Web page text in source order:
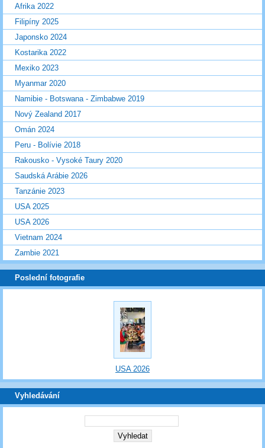
Afrika 2022
Filipíny 2025
Japonsko 2024
Kostarika 2022
Mexiko 2023
Myanmar 2020
Namibie - Botswana - Zimbabwe 2019
Nový Zealand 2017
Omán 2024
Peru - Bolívie 2018
Rakousko - Vysoké Taury 2020
Saudská Arábie 2026
Tanzánie 2023
USA 2025
USA 2026
Vietnam 2024
Zambie 2021
Poslední fotografie
USA 2026
Vyhledávání